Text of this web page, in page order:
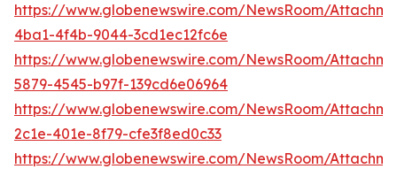
https://www.globenewswire.com/NewsRoom/
4ba1-4f4b-9044-3cd1ec12fc6e
https://www.globenewswire.com/NewsRoom/
5879-4545-b97f-139cd6e06964
https://www.globenewswire.com/NewsRoom/
2c1e-401e-8f79-cfe3f8ed0c33
https://www.globenewswire.com/NewsRoom/